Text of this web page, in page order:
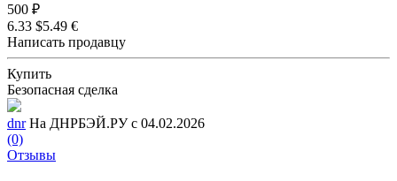
500 ₽
6.33 $5.49 €
Написать продавцу
Купить
Безопасная сделка
dnr На ДНРБЭЙ.РУ с 04.02.2026
(0)
Отзывы